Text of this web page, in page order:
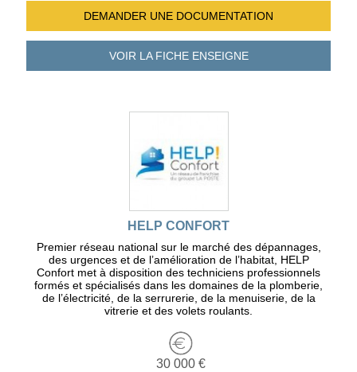
DEMANDER UNE DOCUMENTATION
VOIR LA FICHEENSEIGNE
HELP CONFORT
Premier réseau national sur le marché des dépannages,
des urgences et de l’amélioration de l’habitat, HELP
Confort met à disposition des techniciens professionnels
formés et spécialisés dans les domaines de la plomberie,
de l’électricité, de la serrurerie, de la menuiserie, de la
vitrerie et des volets roulants.
30 000 €